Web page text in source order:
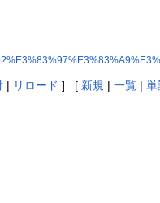
| リロード ] [ 新規 | 一覧| 単